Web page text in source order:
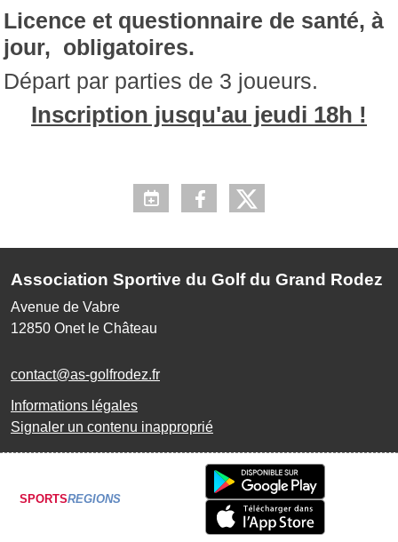
Licence et questionnaire de santé, à
jour, obligatoires.
Départ par parties de 3 joueurs.
Inscription jusqu'au jeudi 18h !
Association Sportive du Golf du Grand Rodez
Avenue de Vabre
12850 Onet le Château
contact@as-golfrodez.fr
Informations légales
Signaler un contenu inapproprié
SPORTSREGIONS